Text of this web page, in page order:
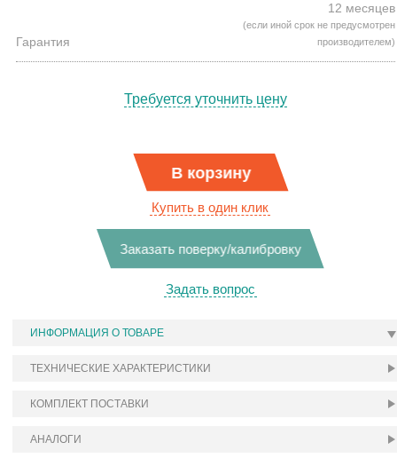
Гарантия
12 месяцев
(если иной срок не предусмотрен
производителем)
Требуется уточнить цену
В корзину
Купить в один клик
Заказать поверку/калибровку
Задать вопрос
ИНФОРМАЦИЯ О ТОВАРЕ
ТЕХНИЧЕСКИЕ ХАРАКТЕРИСТИКИ
КОМПЛЕКТ ПОСТАВКИ
АНАЛОГИ